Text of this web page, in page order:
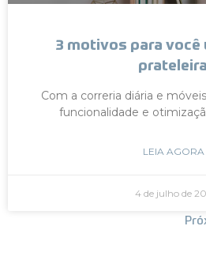
3 motivos para você
Com a correria diária e
funcionalidade e
LEIA AGORA
4 de julho de